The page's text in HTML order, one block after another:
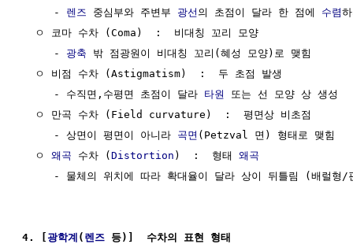
     -
렌즈 중심부와 주변부 광선 의 초점이 달라 한 점에 수렴
  ㅇ 코마 수차 (Coma)  :  비대칭 꼬리 모양
     -
광축 밖 점광원이 비대칭 꼬리(혜성 모양)로 맺힘
  ㅇ 비점 수차 (Astigmatism)  :  두 초점 발생
     - 수직면,수평면 초점이 달라
타원
또는 선 모양 상 생성
  ㅇ 만곡 수차 (Field curvature)  :  평면상 비초점
     - 상면이 평면이 아니라
곡면 (Petzval 면) 형태로 맺힘
  ㅇ
왜곡 수차 (Distortion )  :  형태 왜곡
- 물체의 위치에 따라 확대율이 달라 상이 뒤틀림 (배럴형/
4. [ 광학계 ( 렌즈 등)]  수차의 표현 형태